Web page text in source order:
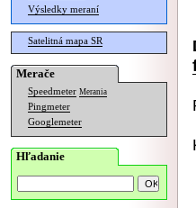
Výsledky meraní
Satelitná mapa SR
Merače
Speedmeter Merania
Pingmeter
Googlemeter
Hľadanie